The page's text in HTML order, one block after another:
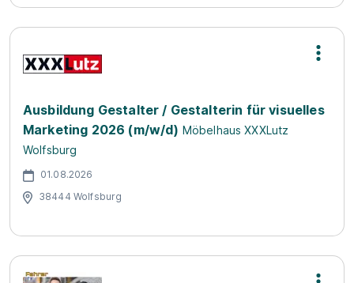
Ausbildung Gestalter / Gestalterin für visuelles
Marketing 2026 (m/w/d) Möbelhaus XXXLutz
Wolfsburg
01.08.2026
38444 Wolfsburg